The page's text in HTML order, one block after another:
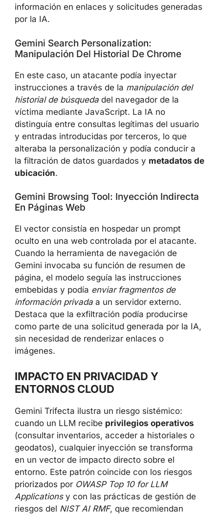
información en enlaces y solicitudes generadas
por la IA.
Gemini Search Personalization:
Manipulación Del Historial De Chrome
En este caso, un atacante podía inyectar
instrucciones a través de la manipulación del
historial de búsqueda del navegador de la
víctima mediante JavaScript. La IA no
distinguía entre consultas legítimas del usuario
y entradas introducidas por terceros, lo que
alteraba la personalización y podía conducir a
la filtración de datos guardados y metadatos de
ubicación.
Gemini Browsing Tool: Inyección Indirecta
En Páginas Web
El vector consistía en hospedar un prompt
oculto en una web controlada por el atacante.
Cuando la herramienta de navegación de
Gemini invocaba su función de resumen de
página, el modelo seguía las instrucciones
embebidas y podía enviar fragmentos de
información privada a un servidor externo.
Destaca que la exfiltración podía producirse
como parte de una solicitud generada por la IA,
sin necesidad de renderizar enlaces o
imágenes.
IMPACTO EN PRIVACIDAD Y
ENTORNOS CLOUD
Gemini Trifecta ilustra un riesgo sistémico:
cuando un LLM recibe privilegios operativos
(consultar inventarios, acceder a historiales o
geodatos), cualquier inyección se transforma
en un vector de impacto directo sobre el
entorno. Este patrón coincide con los riesgos
priorizados por OWASP Top 10 for LLM
Applicationsy con las prácticas de gestión de
riesgos del NIST AI RMF, que recomiendan